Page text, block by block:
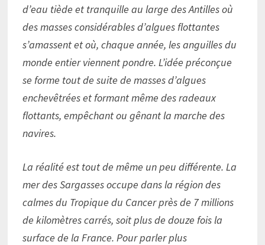
d’eau tiède et tranquille au large des Antilles où
des masses considérables d’algues flottantes
s’amassent et où, chaque année, les anguilles du
monde entier viennent pondre. L’idée préconçue
se forme tout de suite de masses d’algues
enchevêtrées et formant même des radeaux
flottants, empêchant ou gênant la marche des
navires.
La réalité est tout de même un peu différente. La
mer des Sargasses occupe dans la région des
calmes du Tropique du Cancer près de 7 millions
de kilomètres carrés, soit plus de douze fois la
surface de la France. Pour parler plus